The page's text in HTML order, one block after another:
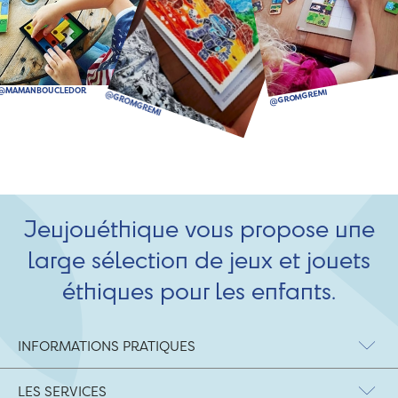
Jeujouéthique vous propose une
large sélection de jeux et jouets
éthiques pour les enfants.
INFORMATIONS PRATIQUES
LES SERVICES